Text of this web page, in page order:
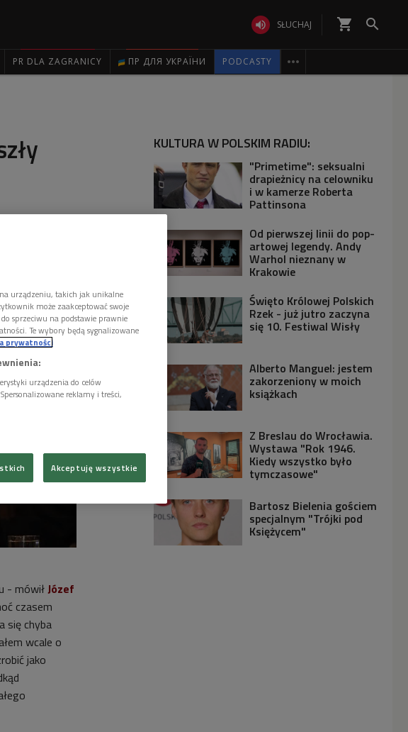
 SŁUCHAJ shopping_cart 
PR DLA ZAGRANICY ПР ДЛЯ УКРАЇНИ PODCASTY 
o
-
jego 90.
- mówiłJózef
czasem
się chyba
wcale o
jako
KULTURA W POLSKIM RADIU:
"Primetime": seksualni
drapieżnicy na celowniku
i w kamerze Roberta
Pattinsona
Od pierwszej linii do pop-
artowej legendy. Andy
Warhol nieznany w
Krakowie
Święto Królowej Polskich
Rzek - już jutro zaczyna
się 10. Festiwal Wisły
Alberto Manguel: jestem
zakorzeniony w moich
książkach
Z Breslau do Wrocławia.
Wystawa "Rok 1946.
Kiedy wszystko było
tymczasowe"
Bartosz Bielenia gościem
specjalnym "Trójki pod
Księżycem"
urządzeniu, takich jak unikalne
może zaakceptować swoje
sprzeciwu na podstawie prawnie
Te wybory będą sygnalizowane
prywatności
urządzenia do celów
reklamy i treści,
Akceptuję wszystkie